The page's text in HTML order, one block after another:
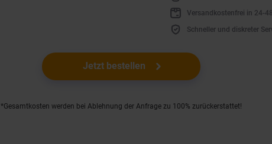
Versandkostenfrei in 24-
Schneller und diskreter
Jetzt bestellen
*Gesamtkosten werden bei Ablehnung der Anfrage zu 100% zurückerstattet!